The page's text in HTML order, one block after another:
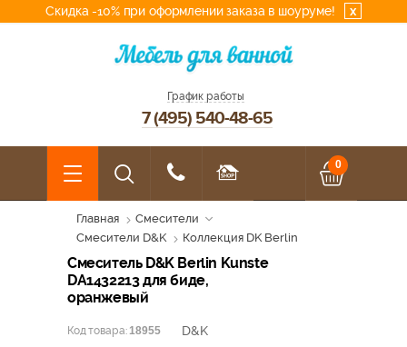
Скидка -10% при оформлении заказа в шоуруме! x
График работы
7 (495) 540-48-65
0
Главная
Смесители
Смесители D&K
Коллекция DK Berlin
Смеситель D&K Berlin Kunste
DA1432213 для биде,
оранжевый
Код товара: 18955
D&K